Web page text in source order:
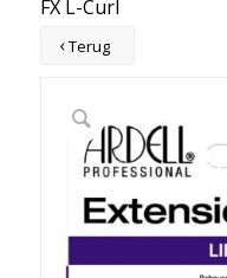
FX L-Curl
Terug